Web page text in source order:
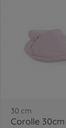
30 cm
Corolle